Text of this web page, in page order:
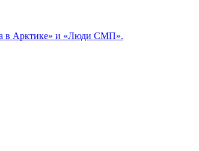
в Арктике» и «Люди СМП».